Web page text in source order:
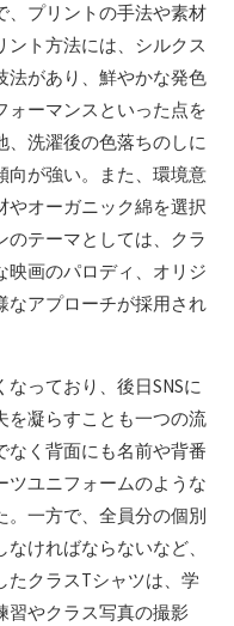
、プリントの手法や素材
ト方法には、シルクス
法があり、鮮やかな発色
ォーマンスといった点を
、洗濯後の色落ちのしに
向が強い。また、環境意
やオーガニック綿を選択
テーマとしては、クラ
映画のパロディ、オリジ
なアプローチが採用され
っており、後日SNSに
を凝らすことも一つの流
なく背面にも名前や背番
ツユニフォームのような
。一方で、全員分の個別
ければならないなど、
たクラスTシャツは、学
習やクラス写真の撮影